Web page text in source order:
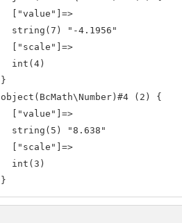
  ["value"]=>
  string(7) "-4.1956"
  ["scale"]=>
  int(4)
}
object(BcMath\Number)#4 (2) {
  ["value"]=>
  string(5) "8.638"
  ["scale"]=>
  int(3)
}